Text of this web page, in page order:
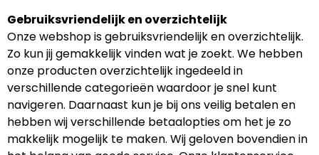
Gebruiksvriendelijk en overzichtelijk
Onze webshop is gebruiksvriendelijk en overzichtelijk.
Zo kun jij gemakkelijk vinden wat je zoekt. We hebben
onze producten overzichtelijk ingedeeld in
verschillende categorieën waardoor je snel kunt
navigeren. Daarnaast kun je bij ons veilig betalen en
hebben wij verschillende betaalopties om het je zo
makkelijk mogelijk te maken. Wij geloven bovendien in